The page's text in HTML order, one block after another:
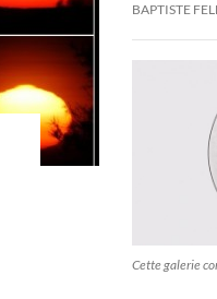
BAPTISTE
Cette galerie